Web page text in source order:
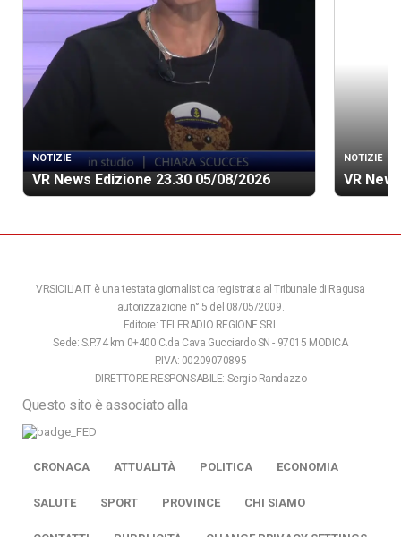
NOTIZIE
VR News Edizione 23.30 05/08/2026
NOTIZIE
VR
VRSICILIA.IT è una testata giornalistica registrata al Tribunale di Ragusa
autorizzazione n° 5 del 08/05/2009.
Editore: TELERADIO REGIONE SRL
Sede: S.P.74 km 0+400 C.da Cava Gucciardo SN - 97015 MODICA
P.IVA: 00209070895
DIRETTORE RESPONSABILE: Sergio Randazzo
Questo sito è associato alla
CRONACA ATTUALITÀ POLITICA ECONOMIA
SALUTE SPORT PROVINCE CHI SIAMO